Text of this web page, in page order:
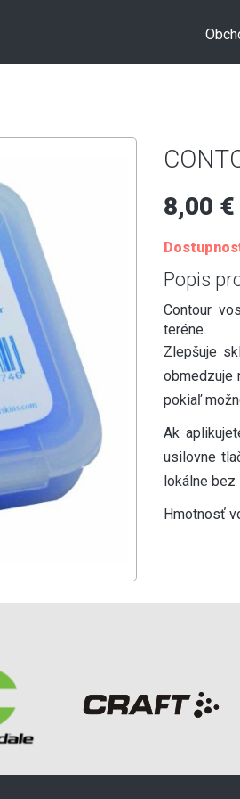
8,00 €
Popis
Contour
teréne.
Zlepšuje
obmedzuje
pokiaľ
Ak
usilovne
lokálne bez
Hmotnosť